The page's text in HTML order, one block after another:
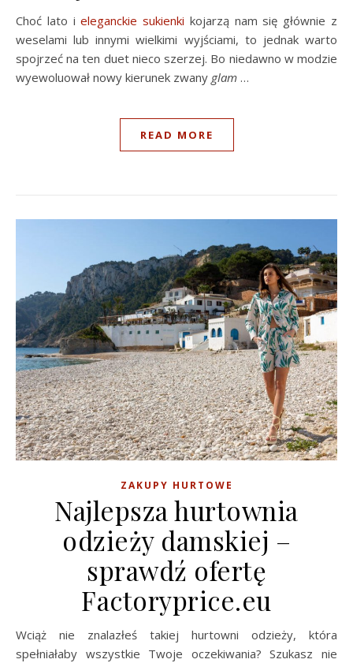
Choć lato ieleganckie sukienki kojarzą nam się głównie z
weselami lub innymi wielkimi wyjściami, to jednak warto
spojrzeć na ten duet nieco szerzej. Bo niedawno w modzie
wyewoluował nowy kierunek zwany glam …
READ MORE
ZAKUPY HURTOWE
Najlepsza hurtownia
odzieży damskiej –
sprawdź ofertę
Factoryprice.eu
Wciąż nie znalazłeś takiej hurtowni odzieży, która
spełniałaby wszystkie Twoje oczekiwania? Szukasz nie